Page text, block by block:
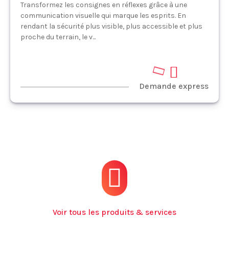
Transformez les consignes en réflexes grâce à une
communication visuelle qui marque les esprits. En
rendant la sécurité plus visible, plus accessible et plus
proche du terrain, le v...
Demande express
Voir tous les produits & services